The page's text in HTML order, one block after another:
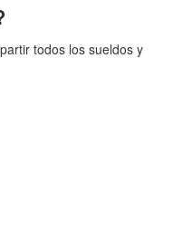
todos los sueldos y